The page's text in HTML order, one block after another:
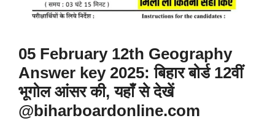
05 February 12th Geography
Answer key 2025: बिहार बोर्ड 12वीं
भूगोल आंसर की, यहाँ से देखें
@biharboardonline.com